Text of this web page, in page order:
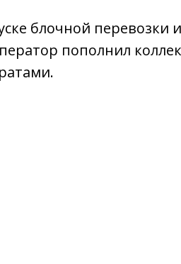
блочной перевозки
пополнил